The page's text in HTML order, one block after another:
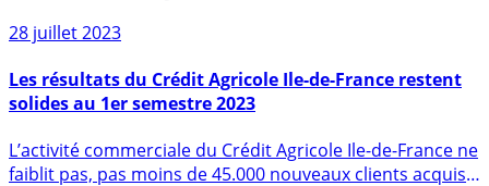
Sur le même sujet
28 juillet 2023
solides au 1er semestre 2023